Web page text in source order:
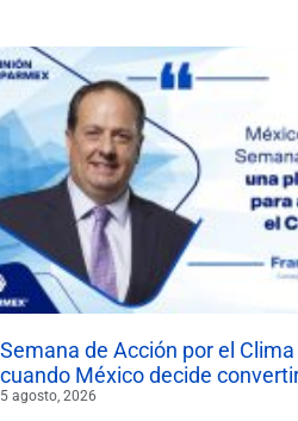
Semana de Acción por el
cuando México decide
5 agosto, 2026